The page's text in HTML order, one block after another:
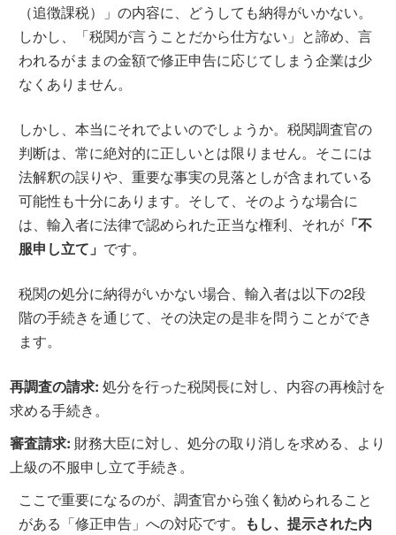
（追徴課税）」の内容に、どうしても納得がいかない。
しかし、「税関が言うことだから仕方ない」と諦め、言
われるがままの金額で修正申告に応じてしまう企業は少
なくありません。
しかし、本当にそれでよいのでしょうか。税関調査官の
判断は、常に絶対的に正しいとは限りません。そこには
法解釈の誤りや、重要な事実の見落としが含まれている
可能性も十分にあります。そして、そのような場合に
は、輸入者に法律で認められた正当な権利、それが 「不
服申し立て」 です。
税関の処分に納得がいかない場合、輸入者は以下の2段
階の手続きを通じて、その決定の是非を問うことができ
ます。
再調査の請求: 処分を行った税関長に対し、内容の再検討を
求める手続き。
審査請求: 財務大臣に対し、処分の取り消しを求める、より
上級の不服申し立て手続き。
ここで重要になるのが、調査官から強く勧められること
がある「修正申告」への対応です。
もし、提示された内